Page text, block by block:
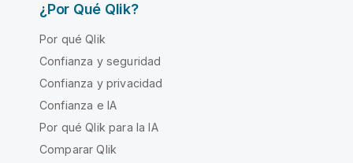
¿Por Qué Qlik?
Por qué Qlik
Confianza y seguridad
Confianza y privacidad
Confianza e IA
Por qué Qlik para la IA
Comparar Qlik